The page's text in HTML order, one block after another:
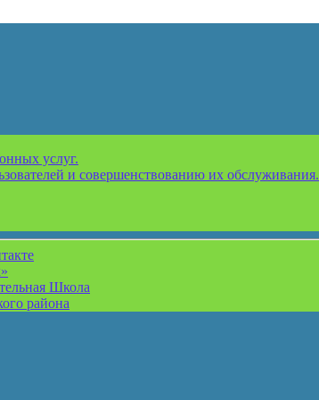
услуг.
и совершенствованию их обслуживания.
Школа
района